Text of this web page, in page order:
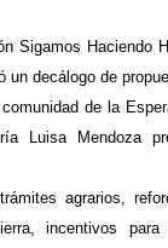
Sigamos Haciendo
un decálogo de
de la
Luisa Mendoza
agrarios,
incentivos